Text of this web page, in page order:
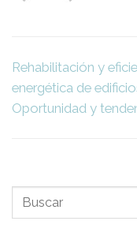
Rehabilitación y
energética de
Oportunidad y